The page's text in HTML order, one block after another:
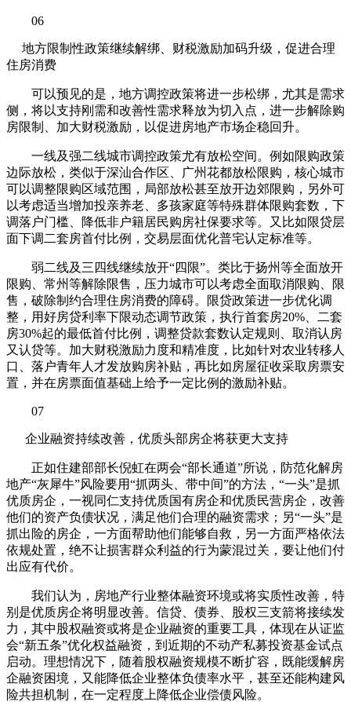
06
地方限制性政策继续解绑、财税激励加码升级，促进合理
住房消费
可以预见的是，地方调控政策将进一步松绑，尤其是需求
侧，将以支持刚需和改善性需求释放为切入点，进一步解除购
房限制、加大财税激励，以促进房地产市场企稳回升。
一线及强二线城市调控政策尤有放松空间。例如限购政策
边际放松，类似于深汕合作区、广州花都放松限购，核心城市
可以调整限购区域范围，局部放松甚至放开边郊限购，另外可
以考虑适当增加投亲养老、多孩家庭等特殊群体限购套数，下
调落户门槛、降低非户籍居民购房社保要求等。又比如限贷层
面下调二套房首付比例，交易层面优化普宅认定标准等。
弱二线及三四线继续放开“四限”。类比于扬州等全面放开
限购、常州等解除限售，压力城市可以考虑全面取消限购、限
售，破除制约合理住房消费的障碍。限贷政策进一步优化调
整，用好房贷利率下限动态调节政策，执行首套房20%、二套
房30%起的最低首付比例，调整贷款套数认定规则、取消认房
又认贷等。加大财税激励力度和精准度，比如针对农业转移人
口、落户青年人才发放购房补贴，再比如房屋征收采取房票安
置，并在房票面值基础上给予一定比例的激励补贴。
07
企业融资持续改善，优质头部房企将获更大支持
正如住建部部长倪虹在两会“部长通道”所说，防范化解房
地产“灰犀牛”风险要用“抓两头、带中间”的方法，“一头”是抓
优质房企，一视同仁支持优质国有房企和优质民营房企，改善
他们的资产负债状况，满足他们合理的融资需求；另“一头”是
抓出险的房企，一方面帮助他们能够自救，另一方面严格依法
依规处置，绝不让损害群众利益的行为蒙混过关，要让他们付
出应有代价。
我们认为，房地产行业整体融资环境或将实质性改善，特
别是优质房企将明显改善。信贷、债券、股权三支箭将接续发
力，其中股权融资或将是企业融资的重要工具，体现在从证监
会“新五条”优化权益融资，到近期的不动产私募投资基金试点
启动。理想情况下，随着股权融资规模不断扩容，既能缓解房
企融资困境，又能降低企业整体负债率水平，甚至还能构建风
险共担机制，在一定程度上降低企业偿债风险。